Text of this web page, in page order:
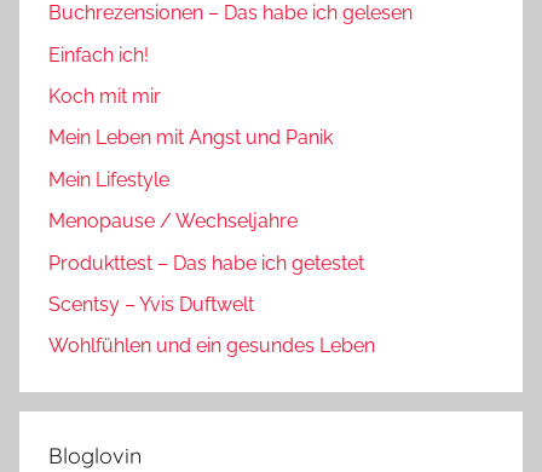
Buchrezensionen – Das habe ich gelesen
Einfach ich!
Koch mit mir
Mein Leben mit Angst und Panik
Mein Lifestyle
Menopause / Wechseljahre
Produkttest – Das habe ich getestet
Scentsy – Yvis Duftwelt
Wohlfühlen und ein gesundes Leben
Bloglovin